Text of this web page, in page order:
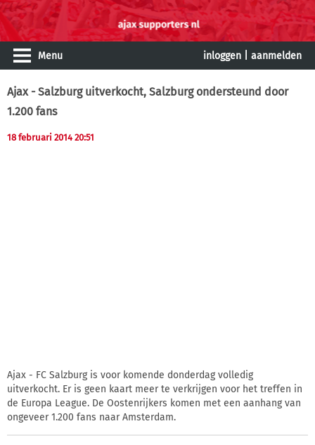
Menu inloggen aanmelden
Ajax - Salzburg uitverkocht, Salzburg ondersteund door
1.200 fans
18 februari 2014 20:51
Ajax - FC Salzburg is voor komende donderdag volledig
uitverkocht. Er is geen kaart meer te verkrijgen voor het treffen in
de Europa League. De Oostenrijkers komen met een aanhang van
ongeveer 1.200 fans naar Amsterdam.